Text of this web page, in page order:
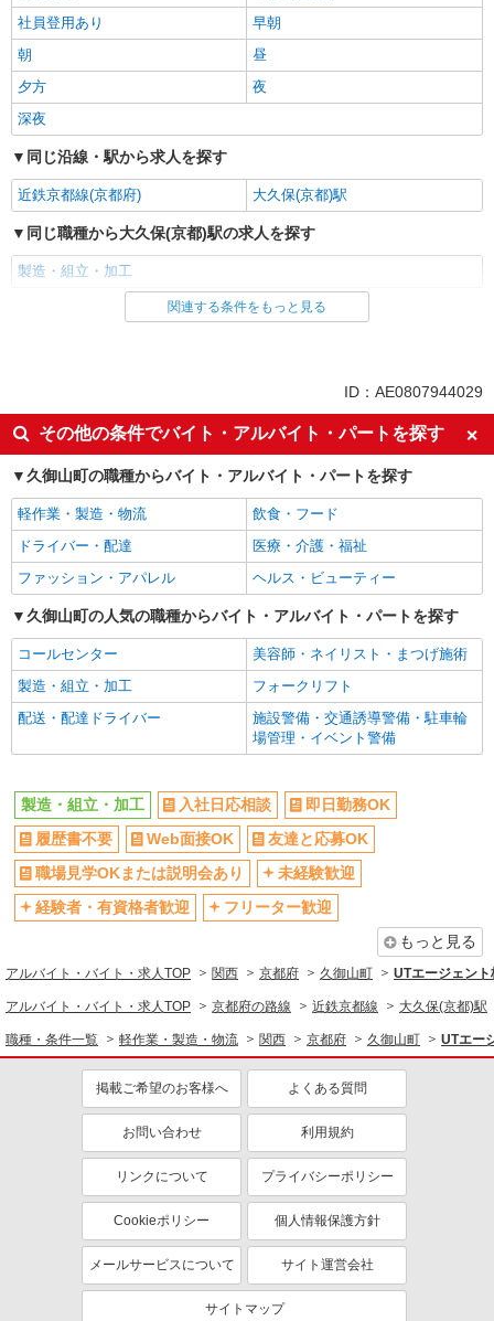
社員登用あり
早朝
朝
昼
夕方
夜
深夜
同じ沿線・駅から求人を探す
近鉄京都線(京都府) 大久保(京都)駅
同じ職種から大久保(京都)駅の求人を探す
製造・組立・加工
同じ雇用形態から大久保(京都)駅の求人を探す
入社日応相談
即日勤務OK
履歴書不要
Web面接OK
友達と応募OK
職場見学OKまたは説明会あり
未経験歓迎
経験者・有資格者歓迎
フリーター歓迎
学歴不問
ブランクOK
日払い
週払い
給与前払いOK
完全週休2日制
年間休日120日以上
禁煙・分煙
食堂・売店あり
上場企業・上場企業のグループ会
公的機関
無期雇用派遣
交通費支給
社会保険あり
産休・育休取得実績あり
制服貸与
研修制度あり
社員登用あり
早朝
朝
昼
軽作業・製造・物流
製造・組立・加工
同じ特徴から求人を探す
日払い
上場企業・上場企業のグループ会
車通勤OK
社会保険あり
産休・育休取得実績あり
社員登用あり
関連する条件をもっと見る
ID：AE0807944029
その他の条件でバイト・アルバイト・パートを探す
久御山町の職種からバイト・アルバイト・パートを探す
軽作業・製造・物流
飲食・フード
ドライバー・配達
医療・介護・福祉
ファッション・アパレル
ヘルス・ビューティー
久御山町の人気の職種からバイト・アルバイト・パートを探す
コールセンター
美容師・ネイリスト・まつげ施術
製造・組立・加工
フォークリフト
配送・配達ドライバー
施設警備・交通誘導警備・駐車輪
場管理・イベント警備
製造・組立・加工 入社日応相談
即日勤務OK
履歴書不要
Web面接OK
友達と応募OK
職場見学OKまたは説明会あり
未経験歓迎
経験者・有資格者歓迎
フリーター歓迎
もっと見る
アルバイト・バイト・求人TOP 関西 京都府 久御山町 UTエージェン
アルバイト・バイト・求人TOP 京都府の路線 近鉄京都線 大久保(京都)駅
職種・条件一覧 軽作業・製造・物流 関西 京都府 久御山町 UTエー
掲載ご希望のお客様へ よくある質問
お問い合わせ 利用規約
リンクについて プライバシーポリシー
Cookieポリシー 個人情報保護方針
メールサービスについて サイト運営会社
サイトマップ